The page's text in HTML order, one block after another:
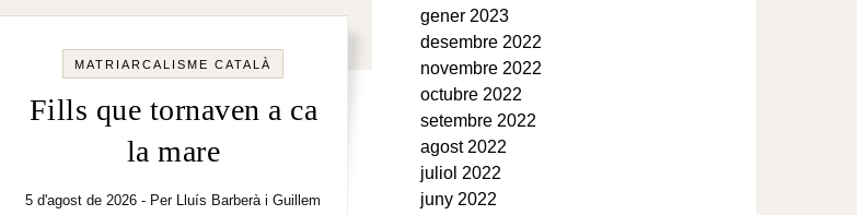
MATRIARCALISME CATALÀ
Fills que tornaven a ca
la mare
5 d'agost de 2026 - Per Lluís Barberà i Guillem
gener 2023
desembre 2022
novembre 2022
octubre 2022
setembre 2022
agost 2022
juliol 2022
juny 2022